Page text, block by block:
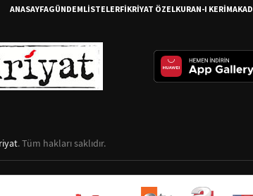
ANASAYFAGÜNDEMLİSTELERFİKRİYAT ÖZELKURAN-I KERİM
. Tüm hakları saklıdır.